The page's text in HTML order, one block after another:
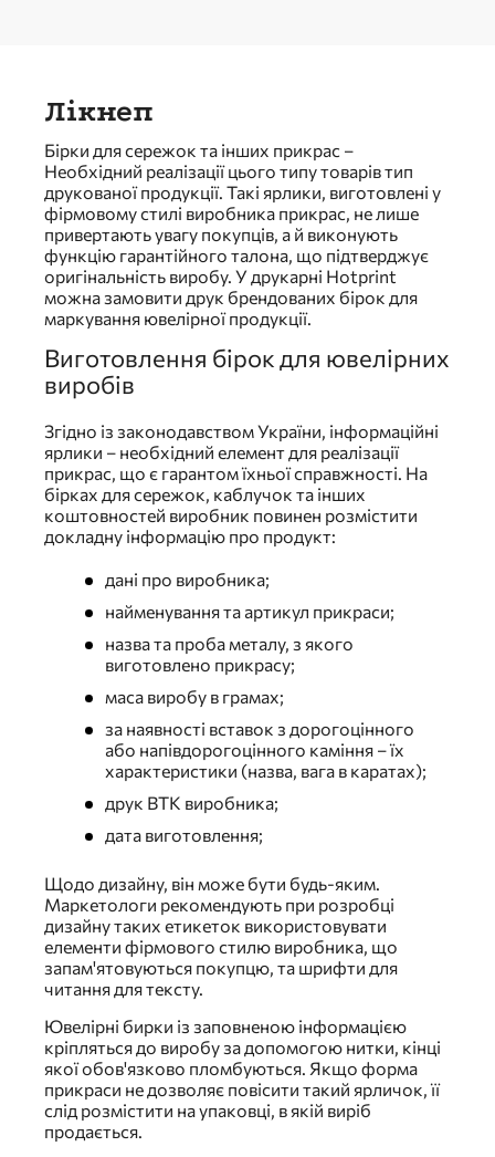
Лікнеп
Бірки для сережок та інших прикрас –
Необхідний реалізації цього типу товарів тип
друкованої продукції. Такі ярлики, виготовлені у
фірмовому стилі виробника прикрас, не лише
привертають увагу покупців, а й виконують
функцію гарантійного талона, що підтверджує
оригінальність виробу. У друкарні Hotprint
можна замовити друк брендованих бірок для
маркування ювелірної продукції.
Виготовлення бірок для ювелірних
виробів
Згідно із законодавством України, інформаційні
ярлики – необхідний елемент для реалізації
прикрас, що є гарантом їхньої справжності. На
бірках для сережок, каблучок та інших
коштовностей виробник повинен розмістити
докладну інформацію про продукт:
дані про виробника;
найменування та артикул прикраси;
назва та проба металу, з якого
виготовлено прикрасу;
маса виробу в грамах;
за наявності вставок з дорогоцінного
або напівдорогоцінного каміння – їх
характеристики (назва, вага в каратах);
друк ВТК виробника;
дата виготовлення;
Щодо дизайну, він може бути будь-яким.
Маркетологи рекомендують при розробці
дизайну таких етикеток використовувати
елементи фірмового стилю виробника, що
запам'ятовуються покупцю, та шрифти для
читання для тексту.
Ювелірні бирки із заповненою інформацією
кріпляться до виробу за допомогою нитки, кінці
якої обов'язково пломбуються. Якщо форма
прикраси не дозволяє повісити такий ярличок, її
слід розмістити на упаковці, в якій виріб
продається.